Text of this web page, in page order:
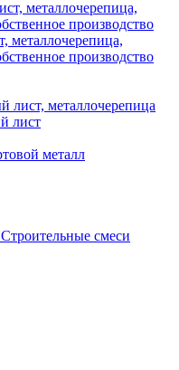
металлочерепица,
производство
лист, металлочерепица
лист
металл
Строительные смеси